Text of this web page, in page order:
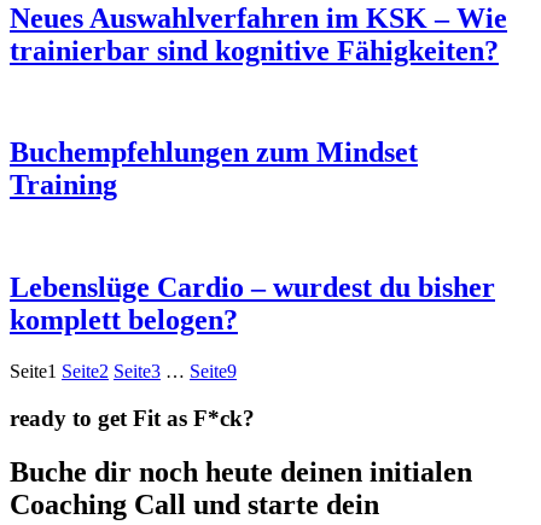
Neues Auswahlverfahren im KSK – Wie
trainierbar sind kognitive Fähigkeiten?
Buchempfehlungen zum Mindset
Training
Lebenslüge Cardio – wurdest du bisher
komplett belogen?
Seite1 Seite2 Seite3 … Seite9
ready to get Fit as F*ck?
Buche dir noch heute deinen initialen
Coaching Call und starte dein